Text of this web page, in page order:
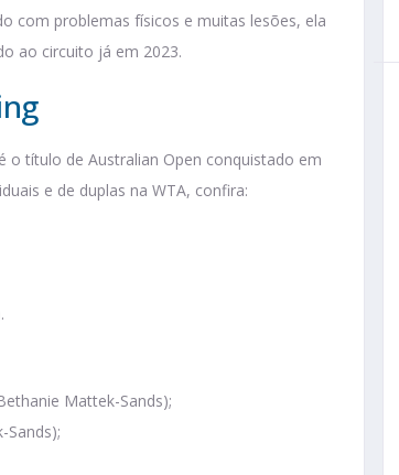
com problemas físicos e muitas lesões, ela
ao circuito já em 2023.
o título de Australian Open conquistado em
e de duplas na WTA, confira:
Mattek-Sands);
Sands);